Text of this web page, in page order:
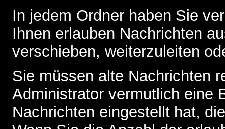
In jedem Ordner haben Sie
Ihnen erlauben Nachrichten
verschieben, weiterzuleiten
Sie müssen alte Nachrichten
Administrator vermutlich eine
Nachrichten eingestellt hat,